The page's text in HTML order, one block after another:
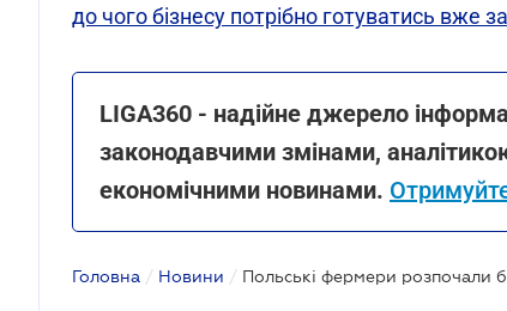
до чого бізнесу потрібно готуватись вже
LIGA360 - надійне джерело
законодавчими змінами,
економічними новинами.
Головна / Новини /